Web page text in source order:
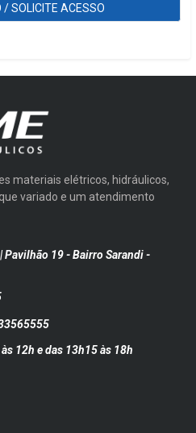
/ SOLICITE ACESSO
materiais elétricos, hidráulicos,
variado e um atendimento
Pavilhão 19 - Bairro Sarandi-
12h e das 13h15 às 18h